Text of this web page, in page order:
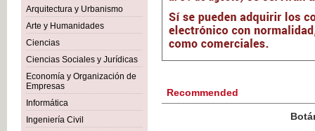
Arquitectura y Urbanismo
Arte y Humanidades
Ciencias
Ciencias Sociales y Jurídicas
Economía y Organización de
Empresas
Informática
Ingeniería Civil
Recommended